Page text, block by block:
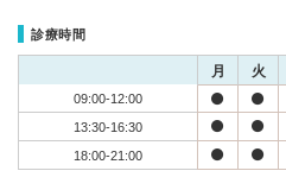
診療時間
月 火
09:00-12:00
13:30-16:30
18:00-21:00